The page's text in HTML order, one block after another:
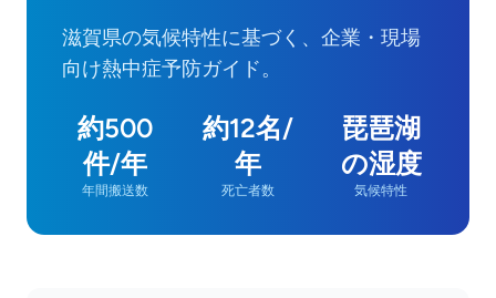
滋賀県の気候特性に基づく、企業・現場
向け熱中症予防ガイド。
約500
件/年
年間搬送数
約12名/
年
死亡者数
琵琶湖
の湿度
気候特性